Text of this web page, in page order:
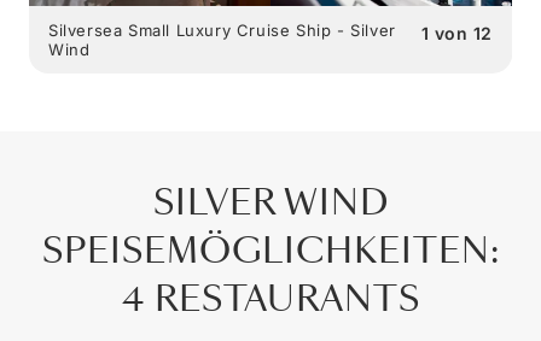
1 von 12
Silversea Small Luxury Cruise Ship - Silver
Wind
SILVER WIND
SPEISEMÖGLICHKEITEN:
4 RESTAURANTS